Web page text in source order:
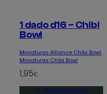
1 dado d16 – Chibi
Bowl
Miniaturas Alliance Chibi Bowl
Miniaturas Chibi Bowl
1,95€
Añadir al carrito